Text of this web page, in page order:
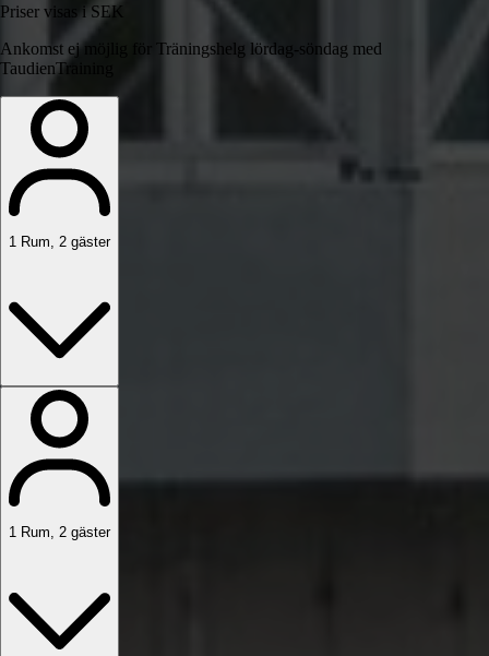
Priser visas i SEK
Ankomst ej möjlig för Träningshelg lördag-söndag med
TaudienTraining
1 Rum 2 gäster
1 Rum, 2 gäster